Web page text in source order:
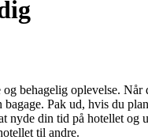
behagelig oplevelse.
Pak ud, hvis du
nyde din tid på hotellet
til andre.